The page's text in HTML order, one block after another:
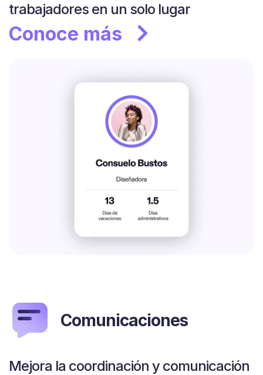
trabajadores en un solo lugar
Conoce más
Comunicaciones
Mejora la coordinación y comunicación